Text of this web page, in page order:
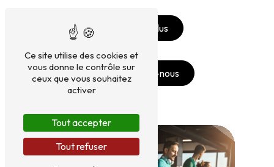
En savoir plus
Contactez-nous
Ce site utilise des cookies et
vous donne le contrôle sur
ceux que vous souhaitez
activer
Tout accepter
Tout refuser